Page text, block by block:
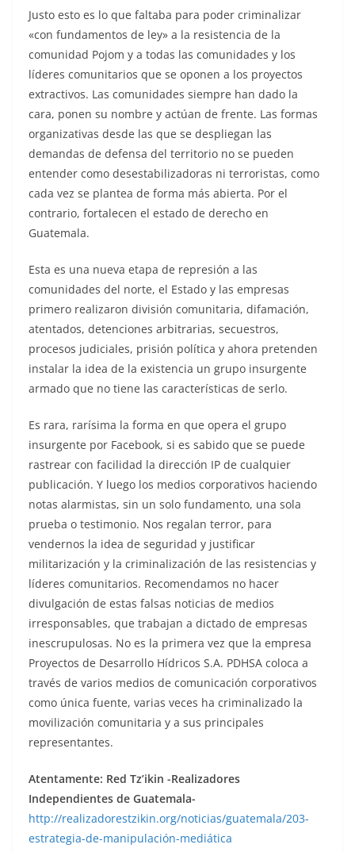
Justo esto es lo que faltaba para poder criminalizar
«con fundamentos de ley» a la resistencia de la
comunidad Pojom y a todas las comunidades y los
líderes comunitarios que se oponen a los proyectos
extractivos. Las comunidades siempre han dado la
cara, ponen su nombre y actúan de frente. Las formas
organizativas desde las que se despliegan las
demandas de defensa del territorio no se pueden
entender como desestabilizadoras ni terroristas, como
cada vez se plantea de forma más abierta. Por el
contrario, fortalecen el estado de derecho en
Guatemala.
Esta es una nueva etapa de represión a las
comunidades del norte, el Estado y las empresas
primero realizaron división comunitaria, difamación,
atentados, detenciones arbitrarias, secuestros,
procesos judiciales, prisión política y ahora pretenden
instalar la idea de la existencia un grupo insurgente
armado que no tiene las características de serlo.
Es rara, rarísima la forma en que opera el grupo
insurgente por Facebook, si es sabido que se puede
rastrear con facilidad la dirección IP de cualquier
publicación. Y luego los medios corporativos haciendo
notas alarmistas, sin un solo fundamento, una sola
prueba o testimonio. Nos regalan terror, para
vendernos la idea de seguridad y justificar
militarización y la criminalización de las resistencias y
líderes comunitarios. Recomendamos no hacer
divulgación de estas falsas noticias de medios
irresponsables, que trabajan a dictado de empresas
inescrupulosas. No es la primera vez que la empresa
Proyectos de Desarrollo Hídricos S.A. PDHSA coloca a
través de varios medios de comunicación corporativos
como única fuente, varias veces ha criminalizado la
movilización comunitaria y a sus principales
representantes.
Atentamente: Red Tz’ikin -Realizadores
Independientes de Guatemala-
http://realizadorestzikin.org/noticias/guatemala/203-
estrategia-de-manipulación-mediática